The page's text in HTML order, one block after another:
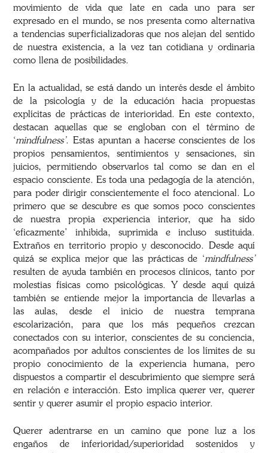
movimiento de vida que late en cada uno para ser
expresado en el mundo, se nos presenta como alternativa
a tendencias superficializadoras que nos alejan del sentido
de nuestra existencia, a la vez tan cotidiana y ordinaria
como llena de posibilidades.
En la actualidad, se está dando un interés desde el ámbito
de la psicología y de la educación hacia propuestas
explícitas de prácticas de interioridad. En este contexto,
destacan aquellas que se engloban con el término de
‘mindfulness’. Estas apuntan a hacerse conscientes de los
propios pensamientos, sentimientos y sensaciones, sin
juicios, permitiendo observarlos tal como se dan en el
espacio consciente. Es toda una pedagogía de la atención,
para poder dirigir conscientemente el foco atencional. Lo
primero que se descubre es que somos poco conscientes
de nuestra propia experiencia interior, que ha sido
‘eficazmente’ inhibida, suprimida e incluso sustituida.
Extraños en territorio propio y desconocido. Desde aquí
quizá se explica mejor que las prácticas de ‘mindfulness’
resulten de ayuda también en procesos clínicos, tanto por
molestias físicas como psicológicas. Y desde aquí quizá
también se entiende mejor la importancia de llevarlas a
las aulas, desde el inicio de nuestra temprana
escolarización, para que los más pequeños crezcan
conectados con su interior, conscientes de su conciencia,
acompañados por adultos conscientes de los límites de su
propio conocimiento de la experiencia humana, pero
dispuestos a compartir el descubrimiento que siempre será
en relación e interacción. Esto implica querer ver, querer
sentir y querer asumir el propio espacio interior.
Querer adentrarse en un camino que pone luz a los
engaños de inferioridad/superioridad sostenidos y